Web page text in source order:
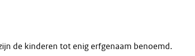
de kinderen tot enig erfgenaam benoemd.